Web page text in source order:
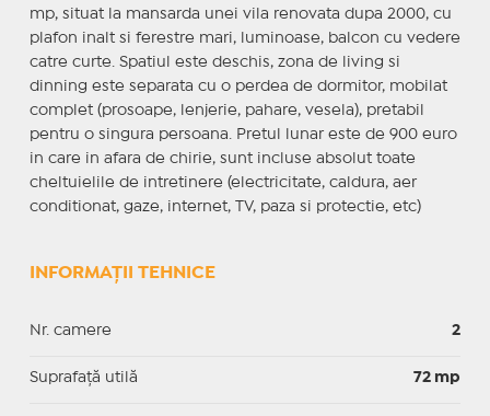
mp, situat la mansarda unei vila renovata dupa 2000, cu
plafon inalt si ferestre mari, luminoase, balcon cu vedere
catre curte. Spatiul este deschis, zona de living si
dinning este separata cu o perdea de dormitor, mobilat
complet (prosoape, lenjerie, pahare, vesela), pretabil
pentru o singura persoana. Pretul lunar este de 900 euro
in care in afara de chirie, sunt incluse absolut toate
cheltuielile de intretinere (electricitate, caldura, aer
conditionat, gaze, internet, TV, paza si protectie, etc)
INFORMAȚII TEHNICE
Nr. camere 2
Suprafaţă utilă 72 mp